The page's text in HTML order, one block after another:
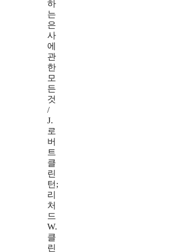
하
는
은
사
에
관
한
모
든
것
/
J.
로
버
트
클
린
턴;
리
처
드
W.
클
린